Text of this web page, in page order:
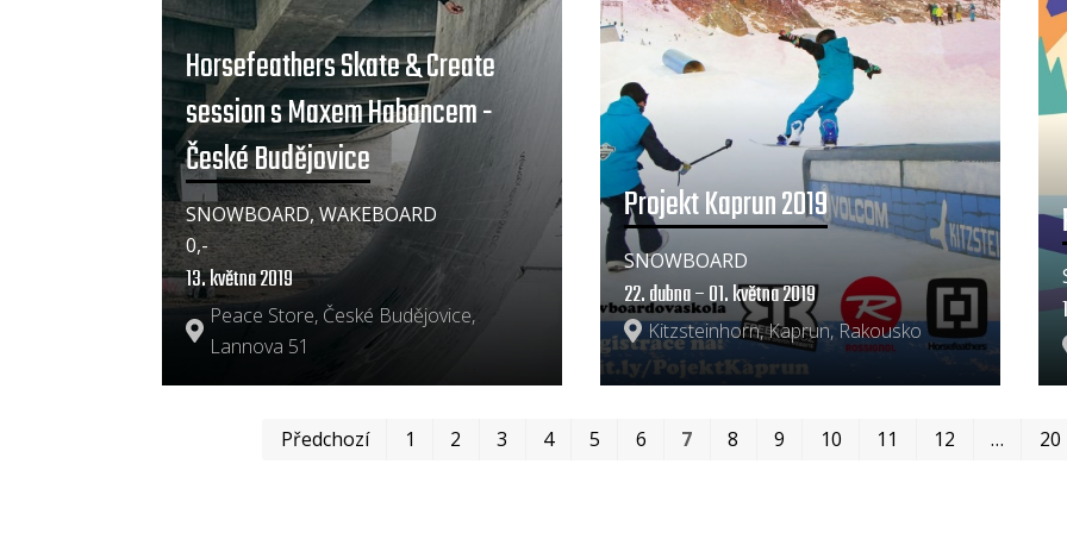
Horsefeathers Skate & Create
session s Maxem Habancem -
České Budějovice
Peace Store, České Budějovice,
Lannova 51
13. května 2019
0,-
SNOWBOARD, WAKEBOARD Projekt Kaprun 2019
Kitzsteinhorn, Kaprun, Rakousko
22. dubna – 01. května 2019
SNOWBOARD
Předchozí 1 2 3 4 5 6 7 8 9 10 11 12 … 20